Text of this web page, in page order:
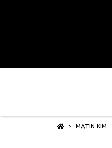
MATIN KIM